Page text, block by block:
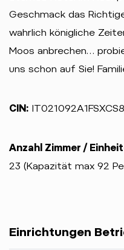
Geschmack das
wahrlich königliche
Moos anbrechen…
uns schon auf Sie!
CIN:
Anzahl Zimmer /
23 (Kapazität max 92
Einrichtungen